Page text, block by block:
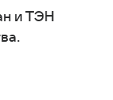
и ТЭН